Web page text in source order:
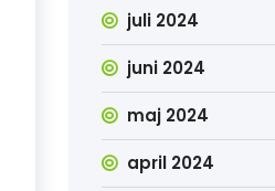
juli 2024
juni 2024
maj 2024
april 2024